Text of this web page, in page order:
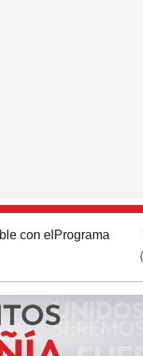
con el Programa